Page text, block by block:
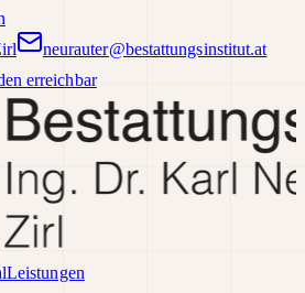
neurauter@bestattungsinstitut.at
erreichbar
Leistungen